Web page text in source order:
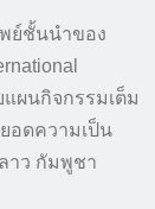
ย์ชั้นนำของ
ผนกิจกรรมเต็ม
อดความเป็น
าว กัมพูชา